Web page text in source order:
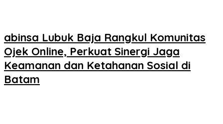
abinsa Lubuk Baja Rangkul Komunitas
Ojek Online, Perkuat Sinergi Jaga
Keamanan dan Ketahanan Sosial di
Batam